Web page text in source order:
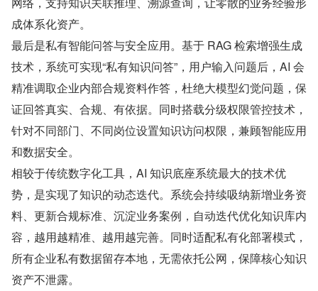
成体系化资产。
最后是私有智能问答与安全应用。基于 RAG 检索增强生成
技术，系统可实现“私有知识问答”，用户输入问题后，AI 会
精准调取企业内部合规资料作答，杜绝大模型幻觉问题，保
证回答真实、合规、有依据。同时搭载分级权限管控技术，
针对不同部门、不同岗位设置知识访问权限，兼顾智能应用
和数据安全。
相较于传统数字化工具，AI 知识底座系统最大的技术优
势，是实现了知识的动态迭代。系统会持续吸纳新增业务资
料、更新合规标准、沉淀业务案例，自动迭代优化知识库内
容，越用越精准、越用越完善。同时适配私有化部署模式，
所有企业私有数据留存本地，无需依托公网，保障核心知识
资产不泄露。